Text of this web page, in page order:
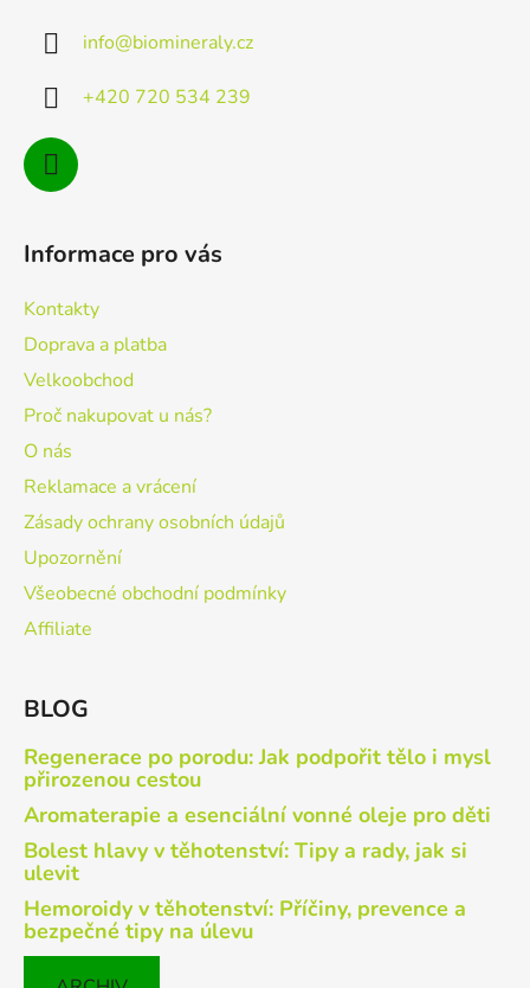
info@biomineraly.cz
+420 720 534 239
Informace pro vás
Kontakty
Doprava a platba
Velkoobchod
Proč nakupovat u nás?
O nás
Reklamace a vrácení
Zásady ochrany osobních údajů
Upozornění
Všeobecné obchodní podmínky
Affiliate
BLOG
Regenerace po porodu: Jak podpořit tělo i mysl
přirozenou cestou
Aromaterapie a esenciální vonné oleje pro děti
Bolest hlavy v těhotenství: Tipy a rady, jak si
ulevit
Hemoroidy v těhotenství: Příčiny, prevence a
bezpečné tipy na úlevu